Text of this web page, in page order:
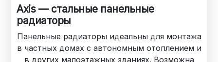
Axis — стальные панельные
радиаторы
Панельные радиаторы идеальны для монтажа
в частных домах с автономным отоплением и
в других малоэтажных зданиях. Возможна